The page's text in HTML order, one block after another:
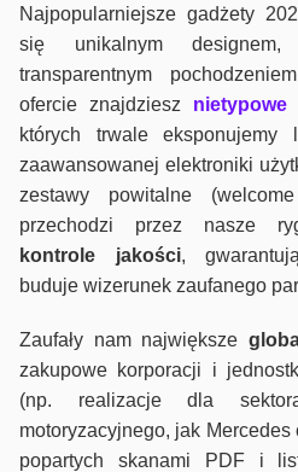
Najpopularniejsze gadżety
się unikalnym designem,
transparentnym
ofercie znajdziesz nietypowe
których trwale
zaawansowanej elektroniki
zestawy powitalne
przechodzi przez nasze
kontrole jakości,
buduje wizerunek zaufanego
Zaufały nam największe
zakupowe korporacji i
(np. realizacje dla
motoryzacyjnego, jak
popartych skanami PDF i